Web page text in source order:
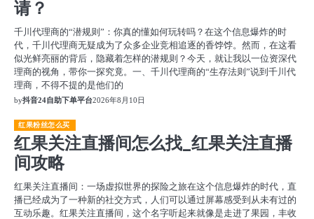
请？
千川代理商的“潜规则”：你真的懂如何玩转吗？在这个信息爆炸的时
代，千川代理商无疑成为了众多企业竞相追逐的香饽饽。然而，在这看
似光鲜亮丽的背后，隐藏着怎样的潜规则？今天，就让我以一位资深代
理商的视角，带你一探究竟。一、千川代理商的“生存法则”说到千川代
理商，不得不提的是他们的
by抖音24自助下单平台2026年8月10日
红果粉丝怎么买
红果关注直播间怎么找_红果关注直播
间攻略
红果关注直播间：一场虚拟世界的探险之旅在这个信息爆炸的时代，直
播已经成为了一种新的社交方式，人们可以通过屏幕感受到从未有过的
互动乐趣。红果关注直播间，这个名字听起来就像是走进了果园，丰收